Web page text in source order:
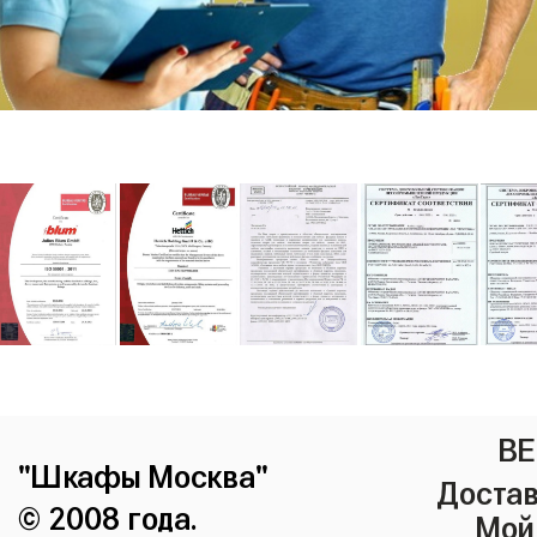
"Шкафы Москва"
© 2008 года.